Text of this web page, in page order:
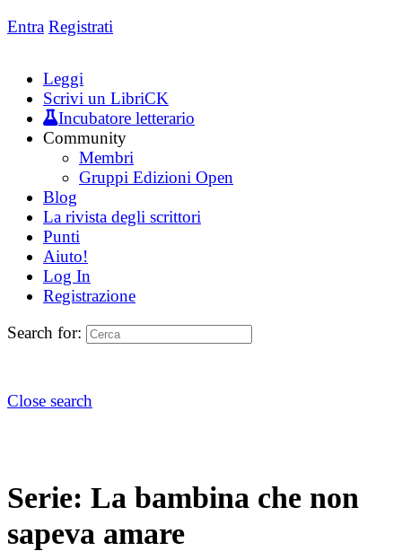
Entra Registrati
Leggi
Scrivi un LibriCK
Incubatore letterario
Community
Membri
Gruppi Edizioni Open
Blog
La rivista degli scrittori
Punti
Aiuto!
Log In
Registrazione
Search for:
Close search
Serie: La bambina che non
sapeva amare